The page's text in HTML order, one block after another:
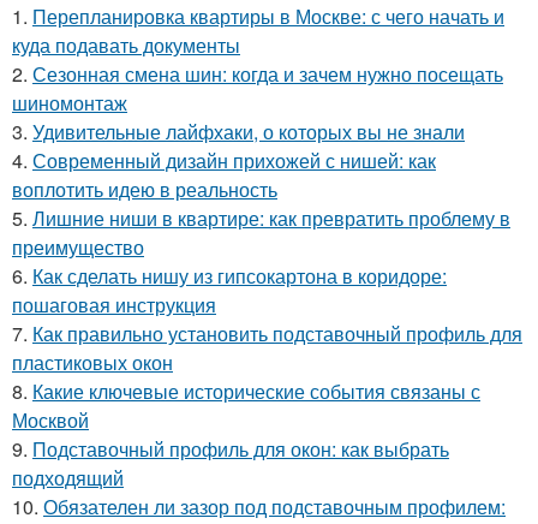
1. Перепланировка квартиры в Москве: с чего начать и
куда подавать документы
2. Сезонная смена шин: когда и зачем нужно посещать
шиномонтаж
3. Удивительные лайфхаки, о которых вы не знали
4. Современный дизайн прихожей с нишей: как
воплотить идею в реальность
5. Лишние ниши в квартире: как превратить проблему в
преимущество
6. Как сделать нишу из гипсокартона в коридоре:
пошаговая инструкция
7. Как правильно установить подставочный профиль для
пластиковых окон
8. Какие ключевые исторические события связаны с
Москвой
9. Подставочный профиль для окон: как выбрать
подходящий
10. Обязателен ли зазор под подставочным профилем: